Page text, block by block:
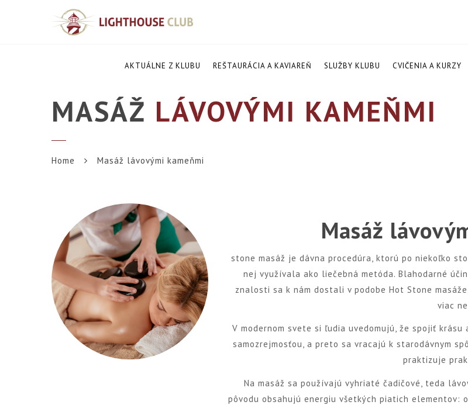
AKTUÁLNE Z KLUBU REŠTAURÁCIA A KAVIAREŇ SLUŽBY KLUBU CVIČENIA A KURZY
MASÁŽ LÁVOVÝMI KAMEŇMI
Home Masáž lávovými kameňmi
Masáž
stone masáž je dávna procedúra, ktorú po niekoľko
nej využívala ako liečebná metóda. Blahodarné
znalosti sa k nám dostali v podobe Hot Stone
viac
V modernom svete si ľudia uvedomujú, že spojiť
samozrejmosťou, a preto sa vracajú k starodávnym
praktizuje
Na masáž sa používajú vyhriaté čadičové, teda
pôvodu obsahujú energiu všetkých piatich elementov: